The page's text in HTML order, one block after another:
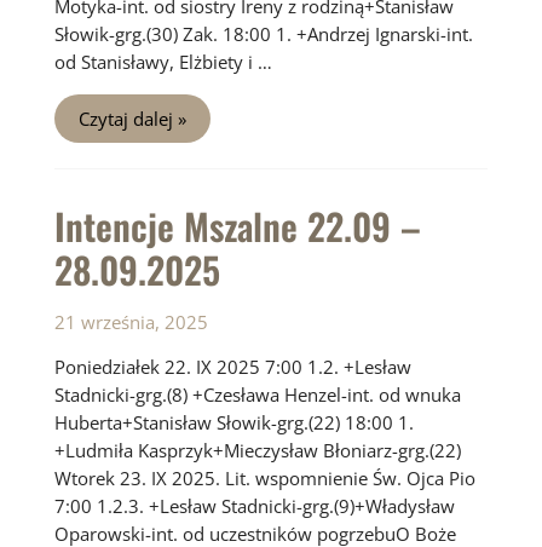
Motyka-int. od siostry Ireny z rodziną+Stanisław
Słowik-grg.(30) Zak. 18:00 1. +Andrzej Ignarski-int.
od Stanisławy, Elżbiety i …
Intencje
Mszalne
28.09
Czytaj dalej »
Intencje Mszalne 22.09 –
28.09.2025
21 września, 2025
Poniedziałek 22. IX 2025 7:00 1.2. +Lesław
Stadnicki-grg.(8) +Czesława Henzel-int. od wnuka
Huberta+Stanisław Słowik-grg.(22) 18:00 1.
+Ludmiła Kasprzyk+Mieczysław Błoniarz-grg.(22)
Wtorek 23. IX 2025. Lit. wspomnienie Św. Ojca Pio
7:00 1.2.3. +Lesław Stadnicki-grg.(9)+Władysław
Oparowski-int. od uczestników pogrzebuO Boże